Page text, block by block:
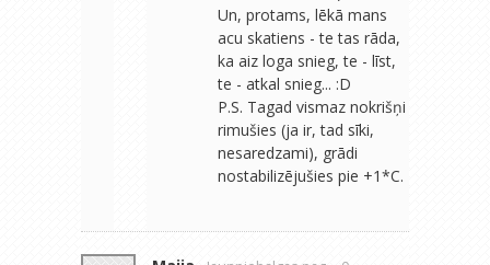
Un, protams, lēkā mans
acu skatiens - te tas rāda,
ka aiz loga snieg, te - līst,
te - atkal snieg... :D
P.S. Tagad vismaz nokrišņi
rimušies (ja ir, tad sīki,
nesaredzami), grādi
nostabilizējušies pie +1*C.